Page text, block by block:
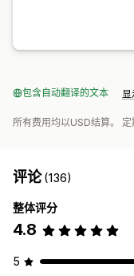
包含自动翻译的文本 显
所有费用均以USD结算。
评论(136)
整体评分
4.8
5